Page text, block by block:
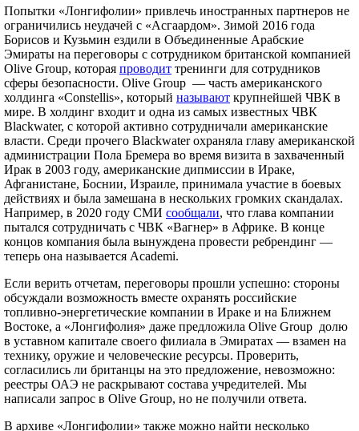
Попытки «Лонгифолии» привлечь иностранных партнеров не
ограничились неудачей с «Асгаардом». Зимой 2016 года
Борисов и Кузьмин ездили в Объединенные Арабские
Эмираты на переговоры с сотрудником британской компанией
Olive Group, которая проводит тренинги для сотрудников
сферы безопасности. Olive Group — часть американского
холдинга «Constellis», который называют крупнейшей ЧВК в
мире. В холдинг входит и одна из самых известных ЧВК
Blackwater, с которой активно сотрудничали американские
власти. Среди прочего Blackwater охраняла главу американской
администрации Пола Бремера во время визита в захваченный
Ирак в 2003 году, американские дипмиссии в Ираке,
Афганистане, Боснии, Израиле, принимала участие в боевых
действиях и была замешана в нескольких громких скандалах.
Например, в 2020 году СМИ сообщали, что глава компании
пытался сотрудничать с ЧВК «Вагнер» в Африке. В конце
концов компания была вынуждена провести ребрендинг —
теперь она называется Academi.
Если верить отчетам, переговоры прошли успешно: стороны
обсуждали возможность вместе охранять российские
топливно-энергетические компании в Ираке и на Ближнем
Востоке, а «Лонгифолия» даже предложила Olive Group долю
в уставном капитале своего филиала в Эмиратах — взамен на
технику, оружие и человеческие ресурсы. Проверить,
согласились ли британцы на это предложение, невозможно:
реестры ОАЭ не раскрывают состава учредителей. Мы
написали запрос в Olive Group, но не получили ответа.
В архиве «Лонгифолии» также можно найти несколько